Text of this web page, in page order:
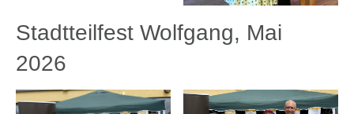
Stadtteilfest Wolfgang, Mai
2026